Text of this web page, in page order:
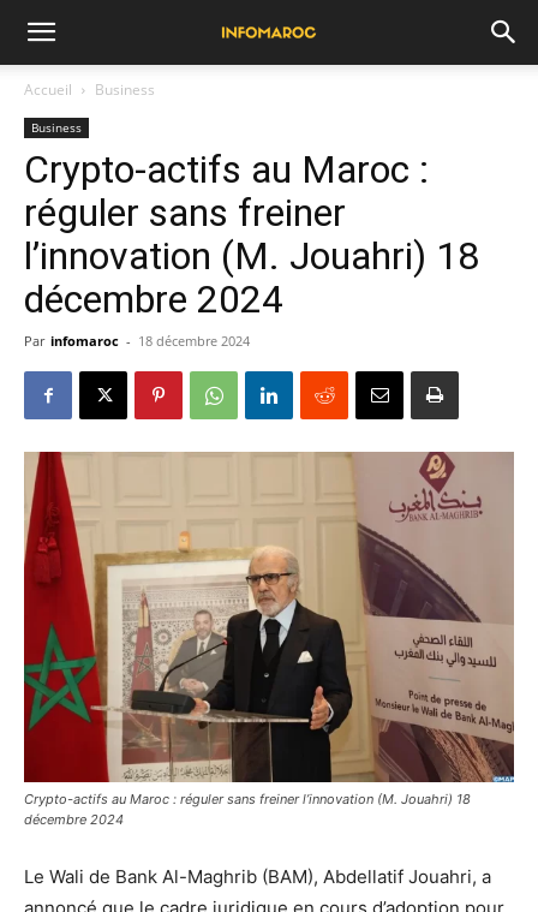
Accueil Business
Business
Crypto-actifs au Maroc :
réguler sans freiner
l’innovation (M. Jouahri) 18
décembre 2024
Par infomaroc - 18 décembre 2024
Crypto-actifs au Maroc : réguler sans freiner l’innovation (M. Jouahri) 18
décembre 2024
Le Wali de Bank Al-Maghrib (BAM), Abdellatif Jouahri, a